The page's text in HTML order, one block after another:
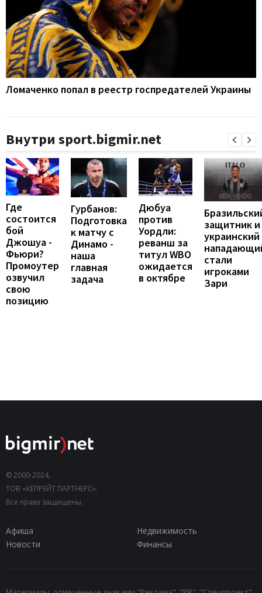
Ломаченко попал в реестр госпредателей Украины
Внутри sport.bigmir.net
Где
состоится
бой
Джошуа -
Фьюри?
Промоутер
озвучил
свою
позицию
Гурбанов:
Подготовка
к матчу с
Динамо -
наша
главная
задача
Дюбуа
против
Уордли:
реванш за
титул WBO
ожидается
в октябре
защитник и
украинский
стали
игроками
Зари
© 2000-2024,
ТОВ «КЕПРЕЙТ ПАРТНЕРС».
Все права защищены.
Афиша
Недвижимость
Новости
Финансы